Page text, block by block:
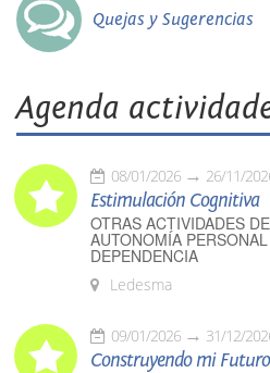
Quejas y Sugerencias
Agenda
08/01/2026 26/11/
Estimulación Cognitiva
OTRAS ACTIVIDADES
AUTONOMÍA
DEPENDENCIA
Ledesma
09/01/2026 31/12/
Construyendo mi Futuro